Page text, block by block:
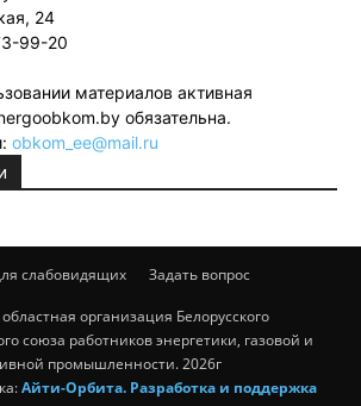
24
99-20
материалов активная
обязательна.
obkom_ee@mail.ru
слабовидящих Задать вопрос
организация Белорусского
союза работников энергетики, газовой и
промышленности. 2026г
Айти-Орбита. Разработка и поддержка